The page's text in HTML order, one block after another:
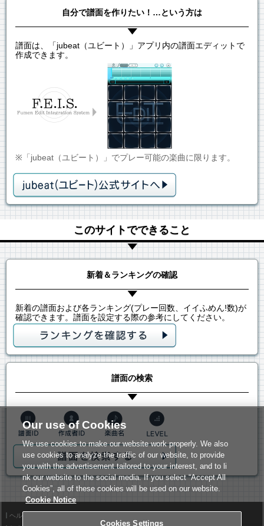
自分で譜面を作りたい！…という方は
譜面は、「jubeat（ユビート）」アプリ内の譜面エディットで
作成できます。
※「jubeat（ユビート）」でプレー可能の楽曲に限ります。
このサイトでできること
新着＆ランキングの確認
新着の譜面および各ランキング(プレー回数、イイふめん!数)が
確認できます。譜面を設定する際の参考にしてください。
譜面の検索
ヘルプ
Our use of Cookies
We use cookies to make our website work properly. We also
use cookies to analyze the traffic of our website, to provide
you with the advertisement tailored to your interest, and to li
nk our website to the social media. If you select “Accept All
Cookies”, all of these cookies will be used on our website.
Cookie Notice
Cookies Settings